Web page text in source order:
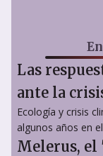
Las
ante la
Ecología y crisis
algunos años en
Melerus, el